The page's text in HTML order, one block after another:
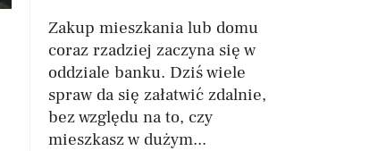
Zakup mieszkania lub domu
coraz rzadziej zaczyna się w
oddziale banku. Dziś wiele
spraw da się załatwić zdalnie,
bez względu na to, czy
mieszkasz w dużym...